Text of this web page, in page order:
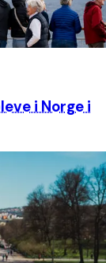
i Norge i